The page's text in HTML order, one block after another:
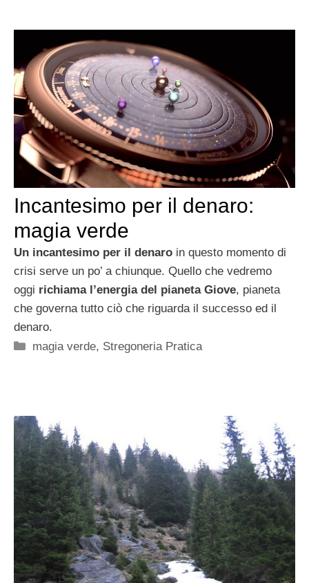
Incantesimo per il denaro:
magia verde
Un incantesimo per il denaro in questo momento di
crisi serve un po’ a chiunque. Quello che vedremo
oggi richiama l’energia del pianeta Giove, pianeta
che governa tutto ciò che riguarda il successo ed il
denaro.
Categorie
magia verde, Stregoneria Pratica